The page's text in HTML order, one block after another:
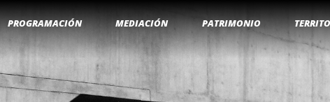
PROGRAMACIÓN MEDIACIÓN PATRIMONIO